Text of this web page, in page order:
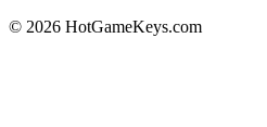
© 2026 HotGameKeys.com